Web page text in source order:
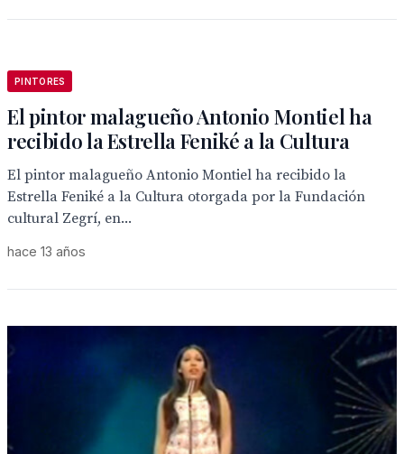
PINTORES
El pintor malagueño Antonio Montiel ha
recibido la Estrella Feniké a la Cultura
El pintor malagueño Antonio Montiel ha recibido la
Estrella Feniké a la Cultura otorgada por la Fundación
cultural Zegrí, en...
hace 13 años